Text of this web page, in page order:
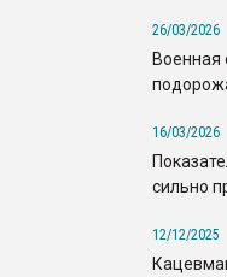
26/03/2026
Военная
16/03/2026
сильно
12/12/2025